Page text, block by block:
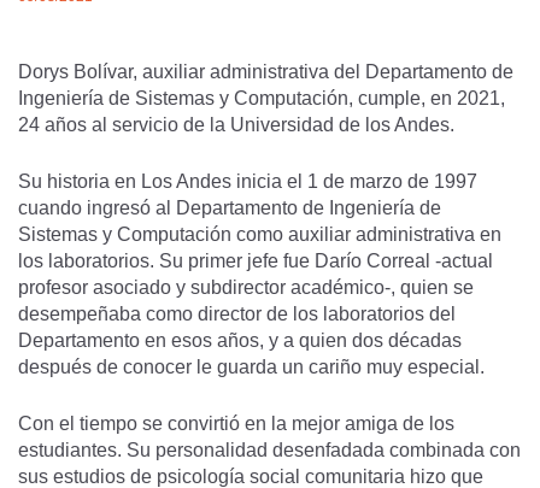
Dorys Bolívar, auxiliar administrativa del Departamento de
Ingeniería de Sistemas y Computación, cumple, en 2021,
24 años al servicio de la Universidad de los Andes.
Su historia en Los Andes inicia el 1 de marzo de 1997
cuando ingresó al Departamento de Ingeniería de
Sistemas y Computación como auxiliar administrativa en
los laboratorios. Su primer jefe fue Darío Correal -actual
profesor asociado y subdirector académico-, quien se
desempeñaba como director de los laboratorios del
Departamento en esos años, y a quien dos décadas
después de conocer le guarda un cariño muy especial.
Con el tiempo se convirtió en la mejor amiga de los
estudiantes. Su personalidad desenfadada combinada con
sus estudios de psicología social comunitaria hizo que